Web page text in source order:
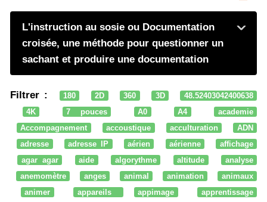
L'instruction au sosie ou Documentation
croisée, une méthode pour questionner un
sachant et produire une documentation
Filtrer : 180 2D 360 3D
48.52403042400638
4K
7 pouces A0 A4
academie
Accompagnement
accoustique acculturation
ADN
adresse
adresse IP aérien aérienne
affichage
agar agar
aide algorythme altitude
analyse
anemomètre
anges animal animation
animaux
animer
appareils appimage
apprentissage